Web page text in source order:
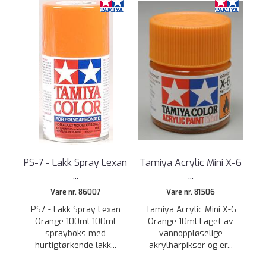
PS-7 - Lakk Spray Lexan
...
Vare nr. 86007
PS7 - Lakk Spray Lexan
Orange 100ml 100ml
sprayboks med
hurtigtørkende lakk...
Tamiya Acrylic Mini X-6
...
Vare nr. 81506
Tamiya Acrylic Mini X-6
Orange 10ml Laget av
vannoppløselige
akrylharpikser og er...